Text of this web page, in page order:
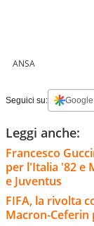
ANSA
Seguici su:
Leggi anche:
Francesco
per l'Italia '82 e
e Juventus
FIFA, la rivolta
Macron-Ceferin